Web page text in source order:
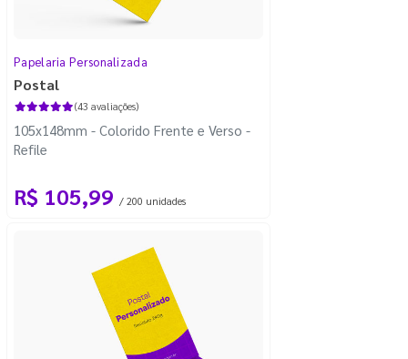
Papelaria Personalizada
Postal
(43 avaliações)
105x148mm - Colorido Frente e Verso -
Refile
R$ 105,99 / 200 unidades